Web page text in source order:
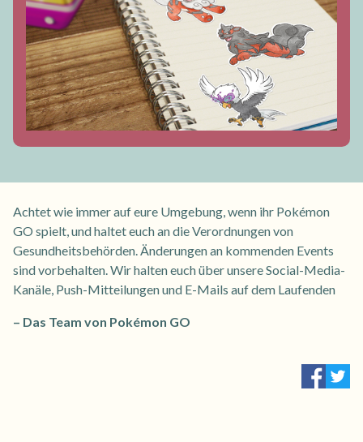
Achtet wie immer auf eure Umgebung, wenn ihr Pokémon
GO spielt, und haltet euch an die Verordnungen von
Gesundheitsbehörden. Änderungen an kommenden Events
sind vorbehalten. Wir halten euch über unsere Social-Media-
Kanäle, Push-Mitteilungen und E-Mails auf dem Laufenden
– Das Team von Pokémon GO